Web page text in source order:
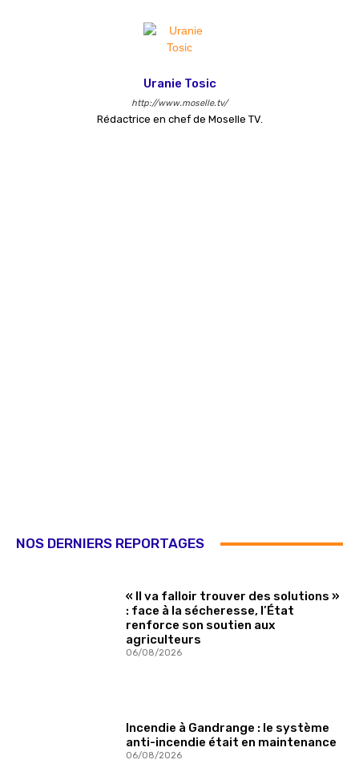
Uranie Tosic
http://www.moselle.tv/
Rédactrice en chef de Moselle TV.
NOS DERNIERS REPORTAGES
« Il va falloir trouver des solutions »
: face à la sécheresse, l’État
renforce son soutien aux
agriculteurs
06/08/2026
Incendie à Gandrange : le système
anti-incendie était en maintenance
06/08/2026